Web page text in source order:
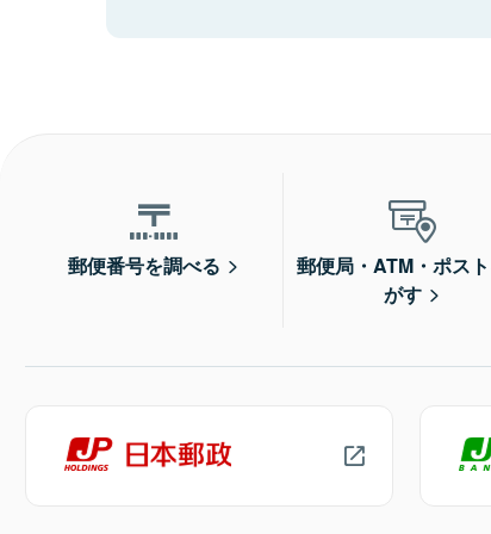
郵便番号を調べる
郵便局・ATM・ポス
がす